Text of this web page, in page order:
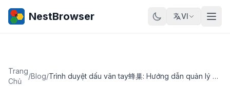
NestBrowser VI
Trang
Chủ
/Blog/ Trình duyệt dấu vân tay蜂巢: Hướng dẫn quản lý an toàn ngăn chặn liên kết nhiều tài khoản